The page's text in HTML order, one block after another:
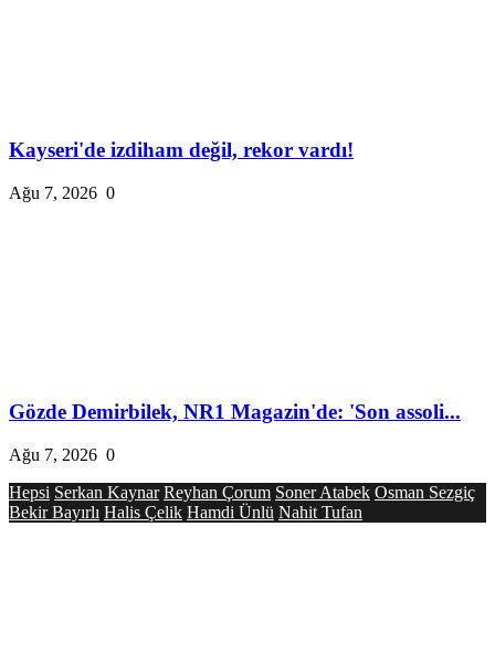
Kayseri'de izdiham değil, rekor vardı!
Ağu 7, 2026 0
Gözde Demirbilek, NR1 Magazin'de: 'Son assoli...
Ağu 7, 2026 0
Hepsi Serkan Kaynar Reyhan Çorum Soner Atabek Osman Sezgiç
Bekir Bayırlı Halis Çelik Hamdi Ünlü Nahit Tufan